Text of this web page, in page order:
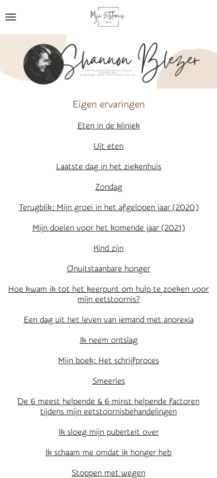
direct
hoofdinhoud
Eigen ervaringen
Eten in de kliniek
Uit eten
Laatste dag in het ziekenhuis
Zondag
Terugblik: Mijn groei in het afgelopen jaar (2020)
Mijn doelen voor het komende jaar (2021)
Kind zijn
Onuitstaanbare honger
Hoe kwam ik tot het keerpunt om hulp te zoeken voor
mijn eetstoornis?
Een dag uit het leven van iemand met anorexia
Ik neem ontslag
Mijn boek: Het schrijfproces
Smeerles
De 6 meest helpende & 6 minst helpende factoren
tijdens mijn eetstoornisbehandelingen
Ik sloeg mijn puberteit over
Ik schaam me omdat ik honger heb
Stoppen met wegen